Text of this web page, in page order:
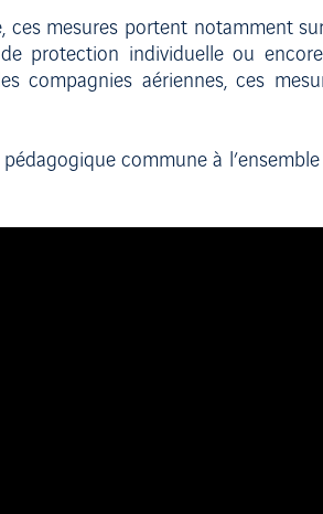
ces mesures portent notamment
protection individuelle ou
compagnies aériennes, ces
commune à